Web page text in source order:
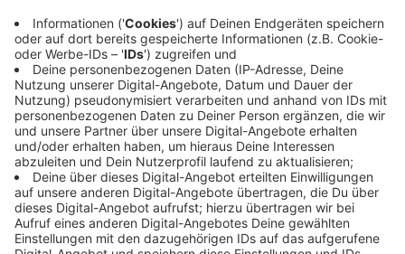
Elternhaltestellen als Lösung?
Anzeige
Um die Situation zu entschärfen, fordert der ADAC die
Einrichtung von sogenannten Elternhaltestellen. Diese
Zonen, die etwas abseits der Schule eingerichtet
werden, ermöglichen es Eltern, ihre Kinder sicher
aussteigen zu lassen. "Wenn diese Haltestellen
genutzt werden, legen die Kinder die letzten Meter
zur Schule zu Fuß zurück. Das entspannt die Lage vor